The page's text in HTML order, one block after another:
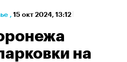
, 15 окт 2024, 13:12
на